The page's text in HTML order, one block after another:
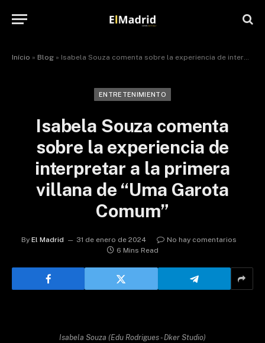
Início » Blog » Isabela Souza comenta sobre la experiencia de interpretar a la primera villana de “Uma Garota Comum”
ENTRETENIMIENTO
Isabela Souza comenta
sobre la experiencia de
interpretar a la primera
villana de “Uma Garota
Comum”
By El Madrid 31 de enero de 2024
No hay comentarios
6 Mins Read
Isabela Souza (Edu Rodrigues - Dker Studio)